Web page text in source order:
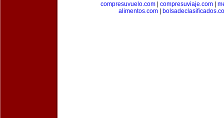
compresuvuelo.com
compresuviaje.com
alimentos.com